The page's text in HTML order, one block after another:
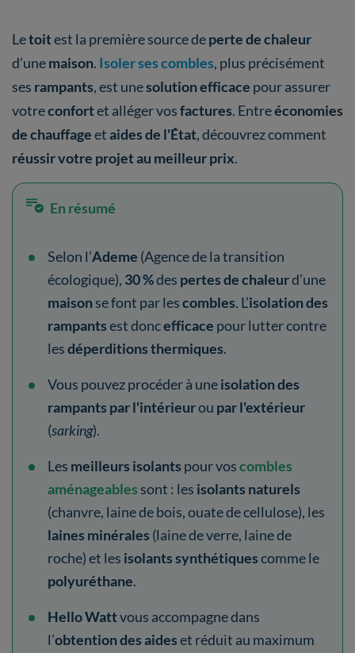
Letoitest la première source deperte de chaleur
d’unemaison. Isoler ses combles, plus précisément
ses rampants, est unesolution efficace pour assurer
votreconfortet alléger vosfactures. Entreéconomies
de chauffageetaides de l'État, découvrez comment
réussir votre projet au meilleur prix.
En résumé
Selon l’Ademe (Agence de la transition
écologique), 30 %des pertes de chaleurd’une
maisonse font par lescombles. L’isolation des
rampantsest doncefficace pour lutter contre
lesdéperditions thermiques.
Vous pouvez procéder à uneisolation des
rampants par l'intérieurou par l'extérieur
(sarking).
Les meilleurs isolants pour voscombles
aménageables sont : les isolants naturels
(chanvre, laine de bois, ouate de cellulose), les
laines minérales (laine de verre, laine de
roche) et les isolants synthétiquescomme le
polyuréthane.
Hello Wattvous accompagne dans
l’obtention des aideset réduit au maximum